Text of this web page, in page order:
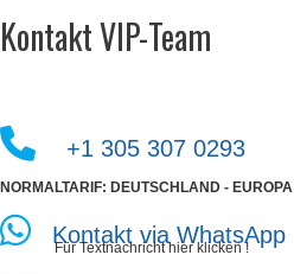
Kontakt VIP-Team
+1 305 307 0293
NORMALTARIF: DEUTSCHLAND - EUROPA
Kontakt via WhatsApp
Für Textnachricht hier klicken !